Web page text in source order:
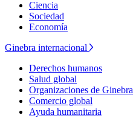
Ciencia
Sociedad
Economía
Ginebra internacional
Derechos humanos
Salud global
Organizaciones de Ginebra
Comercio global
Ayuda humanitaria